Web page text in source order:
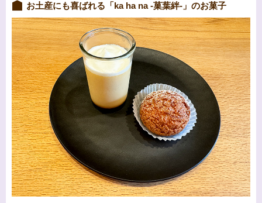
お土産にも喜ばれる「ka ha na -菓葉絆-」のお菓子